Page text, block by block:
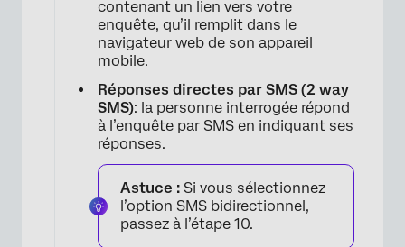
contenant un lien vers votre
enquête, qu’il remplit dans le
navigateur web de son appareil
mobile.
Réponses directes par SMS (2 way
SMS): la personne interrogée répond
à l’enquête par SMS en indiquant ses
réponses.
Astuce : Si vous sélectionnez
l’option SMS bidirectionnel,
passez à l’étape 10.